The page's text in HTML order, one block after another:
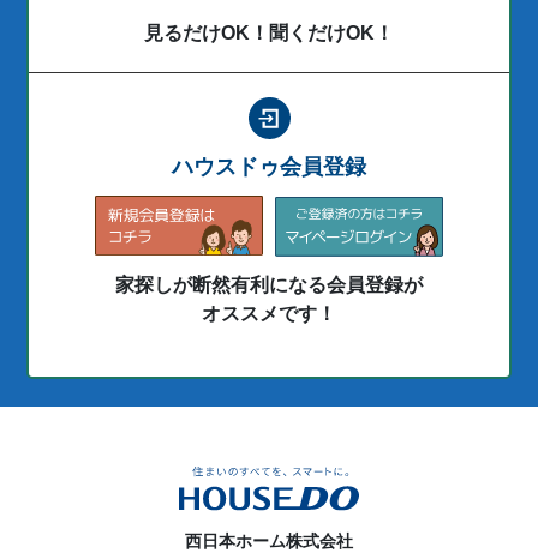
見るだけOK！聞くだけOK！
ハウスドゥ会員登録
家探しが断然有利になる会員登録が
オススメです！
西日本ホーム株式会社